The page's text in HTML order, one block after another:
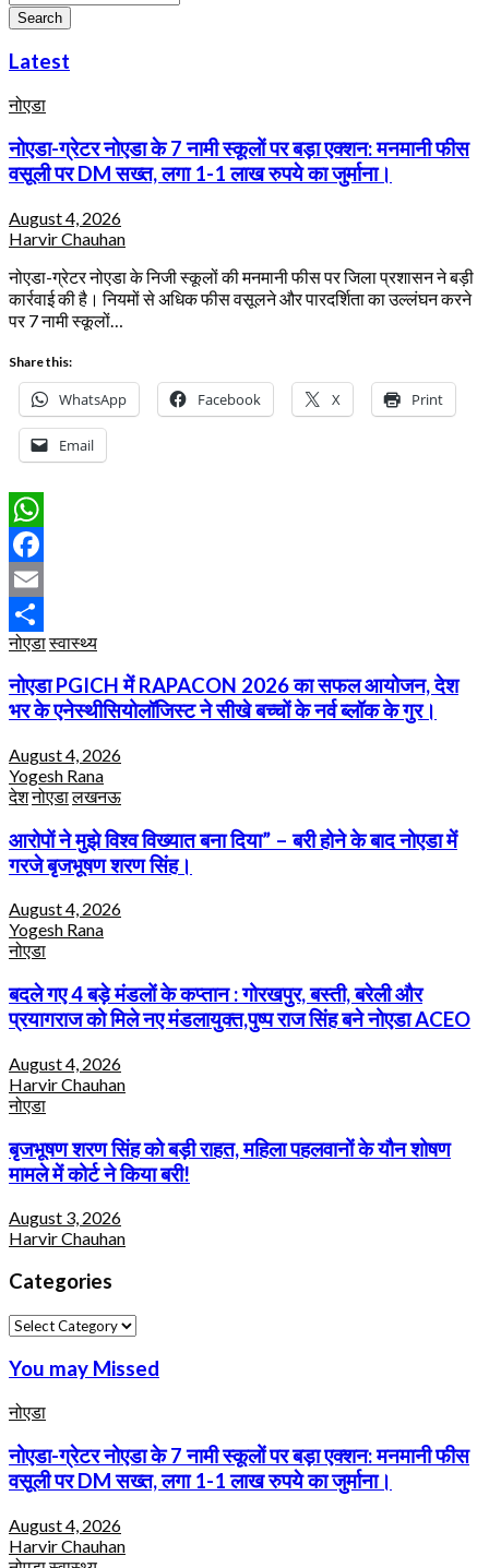
Search
Latest
नोएडा
नोएडा-ग्रेटर नोएडा के 7 नामी स्कूलों पर बड़ा एक्शन: मनमानी फीस
वसूली पर DM सख्त, लगा 1-1 लाख रुपये का जुर्माना।
August 4, 2026
Harvir Chauhan
नोएडा-ग्रेटर नोएडा के निजी स्कूलों की मनमानी फीस पर जिला प्रशासन ने बड़ी
कार्रवाई की है। नियमों से अधिक फीस वसूलने और पारदर्शिता का उल्लंघन करने
पर 7 नामी स्कूलों…
Share this:
WhatsApp Facebook X Print
Email
WhatsApp
Facebook
Email
Share
नोएडास्वास्थ्य
नोएडा PGICH में RAPACON 2026 का सफल आयोजन, देश
भर के एनेस्थीसियोलॉजिस्ट ने सीखे बच्चों के नर्व ब्लॉक के गुर।
August 4, 2026
Yogesh Rana
देशनोएडालखनऊ
आरोपों ने मुझे विश्व विख्यात बना दिया” – बरी होने के बाद नोएडा में
गरजे बृजभूषण शरण सिंह।
August 4, 2026
Yogesh Rana
नोएडा
बदले गए 4 बड़े मंडलों के कप्तान : गोरखपुर, बस्ती, बरेली और
प्रयागराज को मिले नए मंडलायुक्त,पुष्प राज सिंह बने नोएडा ACEO
August 4, 2026
Harvir Chauhan
नोएडा
बृजभूषण शरण सिंह को बड़ी राहत, महिला पहलवानों के यौन शोषण
मामले में कोर्ट ने किया बरी!
August 3, 2026
Harvir Chauhan
Categories
Categories
You may Missed
नोएडा
नोएडा-ग्रेटर नोएडा के 7 नामी स्कूलों पर बड़ा एक्शन: मनमानी फीस
वसूली पर DM सख्त, लगा 1-1 लाख रुपये का जुर्माना।
August 4, 2026
Harvir Chauhan